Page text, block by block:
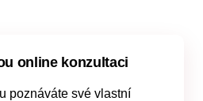
online konzultaci
poznáváte své vlastní